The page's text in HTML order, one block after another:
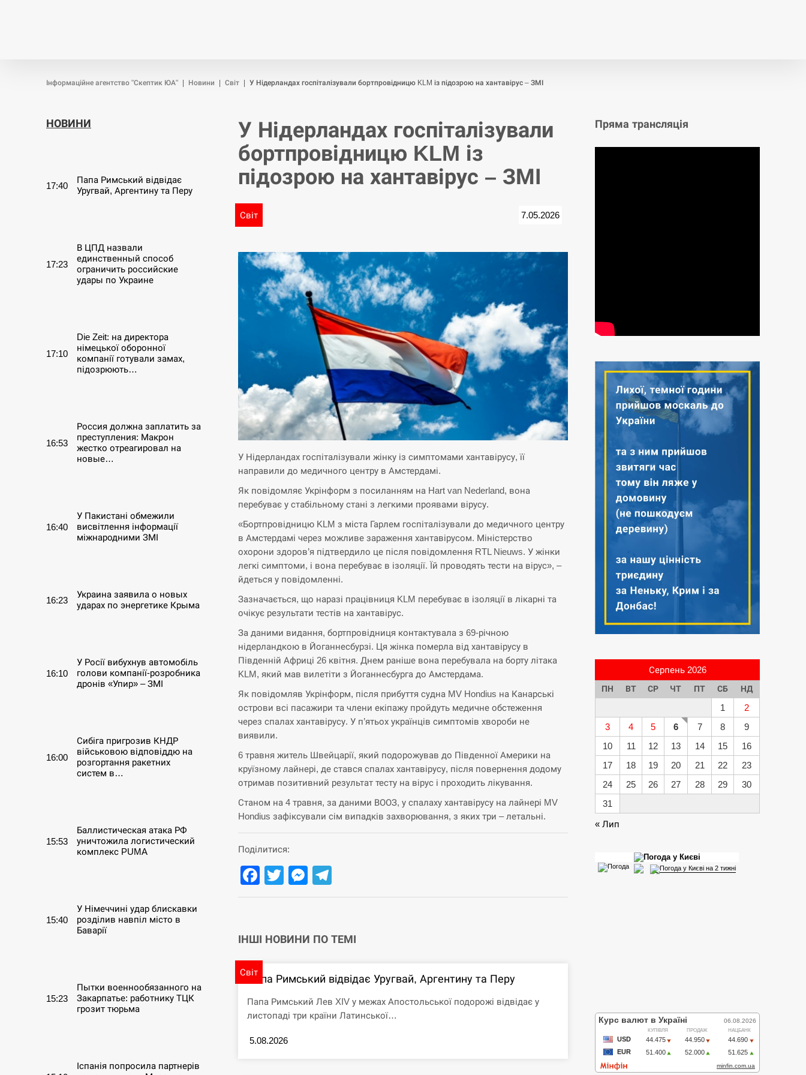
Інформаційне агентство "Скептик ЮА" Новини Світ У Нідерландах госпіталізували бортпровідницю KLM із підозрою на хантавірус – ЗМІ
НОВИНИ
17:40
Папа Римський відвідає
Уругвай, Аргентину та Перу
17:23
В ЦПД назвали
единственный способ
ограничить российские
удары по Украине
17:10
Die Zeit: на директора
німецької оборонної
компанії готували замах,
підозрюють…
16:53
Россия должна заплатить за
преступления: Макрон
жестко отреагировал на
новые…
16:40
У Пакистані обмежили
висвітлення інформації
міжнародними ЗМІ
16:23
Украина заявила о новых
ударах по энергетике Крыма
16:10
У Росії вибухнув автомобіль
голови компанії-розробника
дронів «Упир» – ЗМІ
16:00
Сибіга пригрозив КНДР
військовою відповіддю на
розгортання ракетних
систем в…
15:53
Баллистическая атака РФ
уничтожила логистический
комплекс PUMA
15:40
У Німеччині удар блискавки
розділив навпіл місто в
Баварії
15:23
Пытки военнообязанного на
Закарпатье: работнику ТЦК
грозит тюрьма
Іспанія попросила партнерів
У Нідерландах госпіталізували
бортпровідницю KLM із
підозрою на хантавірус – ЗМІ
Світ 7.05.2026
У Нідерландах госпіталізували жінку із симптомами хантавірусу, її
направили до медичного центру в Амстердамі.
Як повідомляє Укрінформ з посиланням на Hart van Nederland, вона
перебуває у стабільному стані з легкими проявами вірусу.
«Бортпровідницю KLM з міста Гарлем госпіталізували до медичного центру
в Амстердамі через можливе зараження хантавірусом. Міністерство
охорони здоров’я підтвердило це після повідомлення RTL Nieuws. У жінки
легкі симптоми, і вона перебуває в ізоляції. Їй проводять тести на вірус», –
йдеться у повідомленні.
Зазначається, що наразі працівниця KLM перебуває в ізоляції в лікарні та
очікує результати тестів на хантавірус.
За даними видання, бортпровідниця контактувала з 69-річною
нідерландкою в Йоганнесбурзі. Ця жінка померла від хантавірусу в
Південній Африці 26 квітня. Днем раніше вона перебувала на борту літака
KLM, який мав вилетіти з Йоганнесбурга до Амстердама.
Як повідомляв Укрінформ, після прибуття судна MV Hondius на Канарські
острови всі пасажири та члени екіпажу пройдуть медичне обстеження
через спалах хантавірусу. У п’ятьох українців симптомів хвороби не
виявили.
6 травня житель Швейцарії, який подорожував до Південної Америки на
круїзному лайнері, де стався спалах хантавірусу, після повернення додому
отримав позитивний результат тесту на вірус і проходить лікування.
Станом на 4 травня, за даними ВООЗ, у спалаху хантавірусу на лайнері MV
Hondius зафіксували сім випадків захворювання, з яких три – летальні.
Поділитися:
Facebook
TwitterMessenger
ІНШІ НОВИНИ ПО ТЕМІ
Світ
Папа Римський відвідає Уругвай, Аргентину та Перу
Папа Римський Лев XIV у межах Апостольської подорожі відвідає у
листопаді три країни Латинської…
5.08.2026
Пряма трансляція
Серпень 2026
ПН ВТ СР ЧТ ПТ СБ НД
1
2
3
4 5 6 7 8
9
10
11 12 13 14 15
16
17
18 19 20 21 22
23
24
25 26 27 28 29
30
31
« Лип